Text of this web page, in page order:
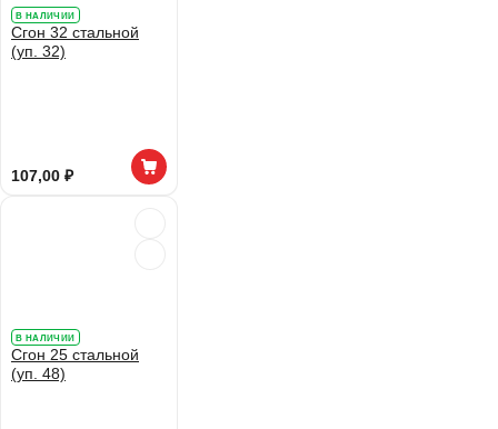
В НАЛИЧИИ
Сгон 32 стальной
(уп. 32)
107,00 ₽
В НАЛИЧИИ
Сгон 25 стальной
(уп. 48)